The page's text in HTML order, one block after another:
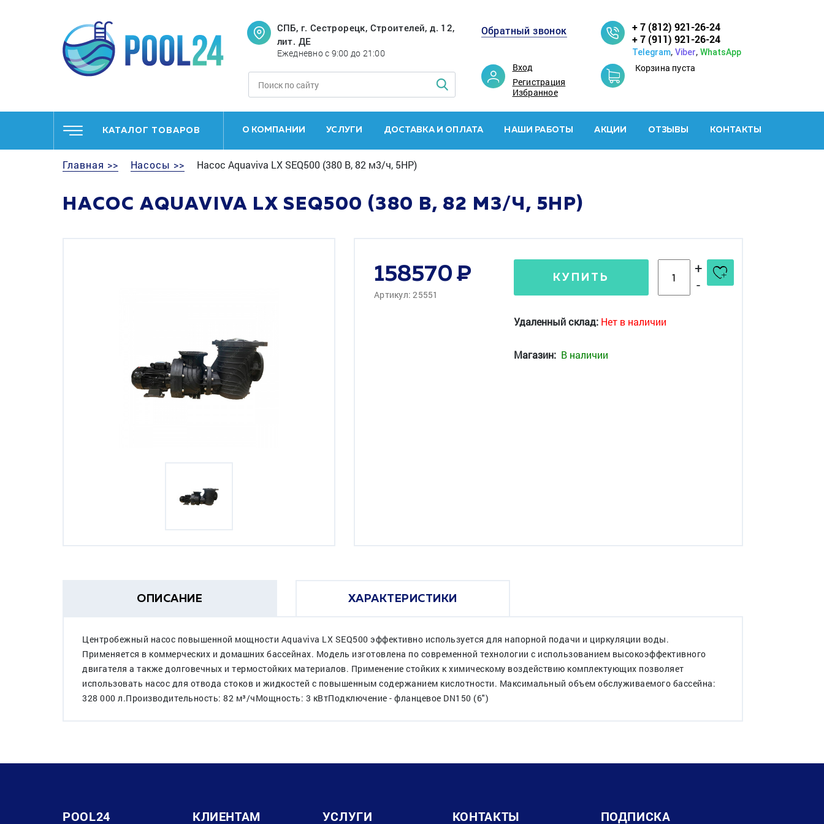
СПБ, г. Сестрорецк, Строителей, д. 12,
лит. ДЕ
Ежедневно с 9:00 до 21:00
Обратный звонок
Вход
Регистрация
Избранное
+ 7 (812) 921-26-24
+ 7 (911) 921-26-24
Telegram, Viber, WhatsApp
Корзина пуста
КАТАЛОГ ТОВАРОВ О КОМПАНИИ УСЛУГИ ДОСТАВКА И ОПЛАТА НАШИ РАБОТЫ АКЦИИ ОТЗЫВЫ КОНТАКТЫ
Главная >> Насосы >> Насос Aquaviva LX SEQ500 (380 В, 82 м3/ч, 5HP)
НАСОС AQUAVIVA LX SEQ500 (380 В, 82 М3/Ч, 5HP)
158570
Артикул: 25551
КУПИТЬ
+
-
Удаленный склад: Нет в наличии
Магазин: В наличии
ОПИСАНИЕ ХАРАКТЕРИСТИКИ
Центробежный насос повышенной мощности Aquaviva LX SEQ500 эффективно используется для напорной подачи и циркуляции воды.
Применяется в коммерческих и домашних бассейнах. Модель изготовлена по современной технологии с использованием высокоэффективного
двигателя а также долговечных и термостойких материалов. Применение стойких к химическому воздействию комплектующих позволяет
использовать насос для отвода стоков и жидкостей с повышенным содержанием кислотности. Максимальный объем обслуживаемого бассейна:
328 000 л.Производительность: 82 м³/чМощность: 3 кВтПодключение - фланцевое DN150 (6")
POOL24 КЛИЕНТАМ УСЛУГИ КОНТАКТЫ ПОДПИСКА